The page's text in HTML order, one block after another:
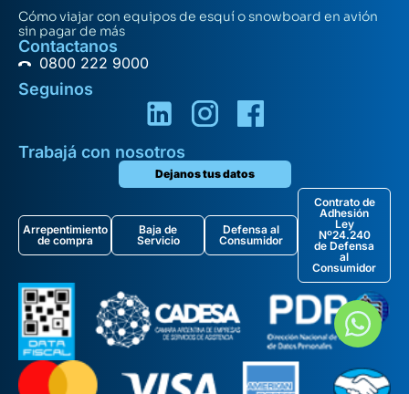
Cómo viajar con equipos de esquí o snowboard en avión
sin pagar de más
Contactanos
0800 222 9000
Seguinos
Trabajá con nosotros
Dejanos tus datos
Arrepentimiento
de compra
Baja de
Servicio
Defensa al
Consumidor
Contrato de
Adhesión
Ley
Nº24.240
de Defensa
al
Consumidor